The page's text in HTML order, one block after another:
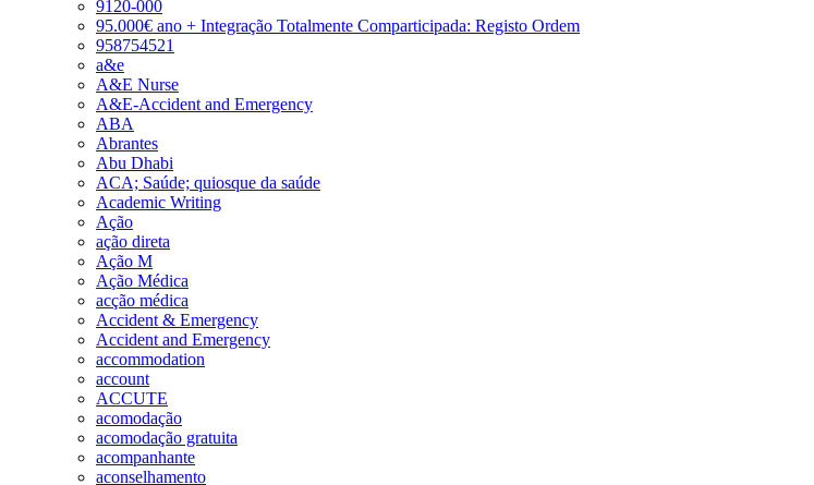
9120-000
95.000€ ano + Integração Totalmente Comparticipada: Registo Ordem
958754521
a&e
A&E Nurse
A&E-Accident and Emergency
ABA
Abrantes
Abu Dhabi
ACA; Saúde; quiosque da saúde
Academic Writing
Ação
ação direta
Ação M
Ação Médica
acção médica
Accident & Emergency
Accident and Emergency
accommodation
account
ACCUTE
acomodação
acomodação gratuita
acompanhante
aconselhamento